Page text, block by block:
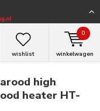
wishlist winkelwagen
0
high
heater HT-